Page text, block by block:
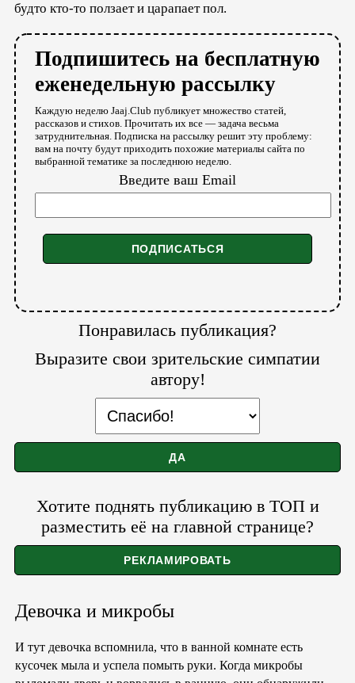
будто кто-то ползает и царапает пол.
Подпишитесь на бесплатную
еженедельную рассылку
Каждую неделю Jaaj.Club публикует множество статей,
рассказов и стихов. Прочитать их все — задача весьма
затруднительная. Подписка на рассылку решит эту проблему:
вам на почту будут приходить похожие материалы сайта по
выбранной тематике за последнюю неделю.
Введите ваш Email
Понравилась публикация?
Выразите свои зрительские симпатии
автору!
Хотите поднять публикацию в ТОП и
разместить её на главной странице?
Девочка и микробы
И тут девочка вспомнила, что в ванной комнате есть
кусочек мыла и успела помыть руки. Когда микробы